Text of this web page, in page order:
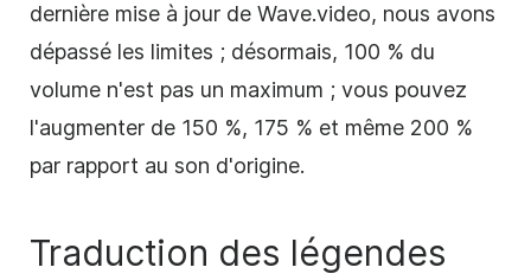
dernière mise à jour de Wave.video, nous avons
dépassé les limites ; désormais, 100 % du
volume n'est pas un maximum ; vous pouvez
l'augmenter de 150 %, 175 % et même 200 %
par rapport au son d'origine.
Traduction des légendes